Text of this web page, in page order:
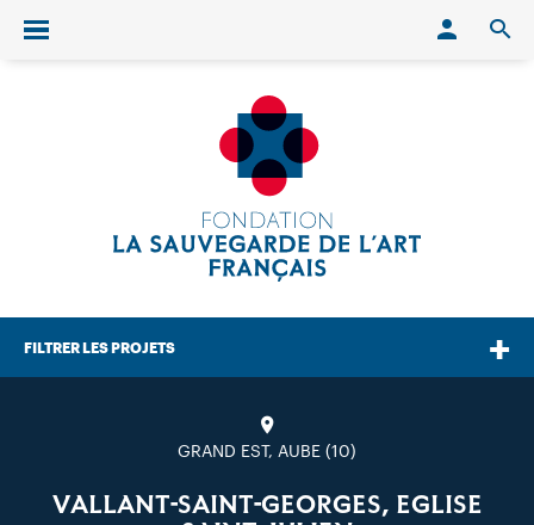
Ouvrir/fermer le menu
FILTRER LES PROJETS
GRAND EST, AUBE (10)
VALLANT-SAINT-GEORGES, EGLISE